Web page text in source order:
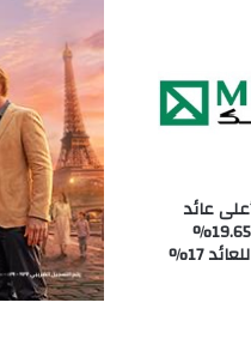
عائد
سنوي متغير يصل إلى 19.65%
17%